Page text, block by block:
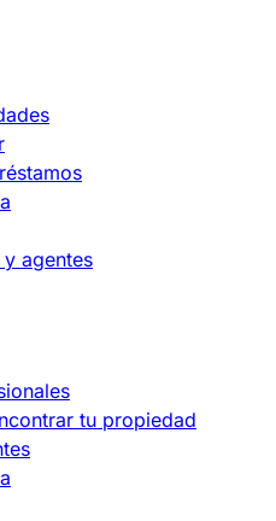
agentes
tu propiedad